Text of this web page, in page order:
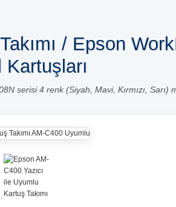
/ Epson
serisi 4 renk (Siyah, Mavi, Kırmızı, Sarı)